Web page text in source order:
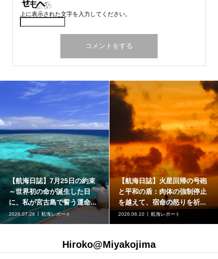
上に表示された文字を入力してください。
【航海日誌】7月25日の約束
～世界初の命が誕生した日
に、私が宮古島で誓う運命...
2026.07.26 航海レポート
【航海日誌】火星回帰の号砲
と平和の盾：肉体の強制停止
を越えて、宿命の怒りを祈...
2026.06.10 航海レポート
Hiroko@Miyakojima